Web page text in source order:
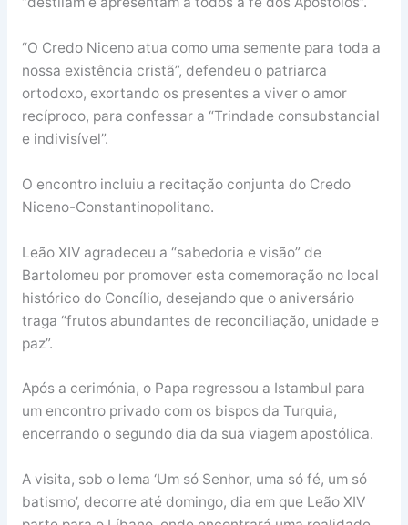
“O Credo Niceno atua como uma semente para toda a
nossa existência cristã”, defendeu o patriarca
ortodoxo, exortando os presentes a viver o amor
recíproco, para confessar a “Trindade consubstancial
e indivisível”.
O encontro incluiu a recitação conjunta do Credo
Niceno-Constantinopolitano.
Leão XIV agradeceu a “sabedoria e visão” de
Bartolomeu por promover esta comemoração no local
histórico do Concílio, desejando que o aniversário
traga “frutos abundantes de reconciliação, unidade e
paz”.
Após a cerimónia, o Papa regressou a Istambul para
um encontro privado com os bispos da Turquia,
encerrando o segundo dia da sua viagem apostólica.
A visita, sob o lema ‘Um só Senhor, uma só fé, um só
batismo’, decorre até domingo, dia em que Leão XIV